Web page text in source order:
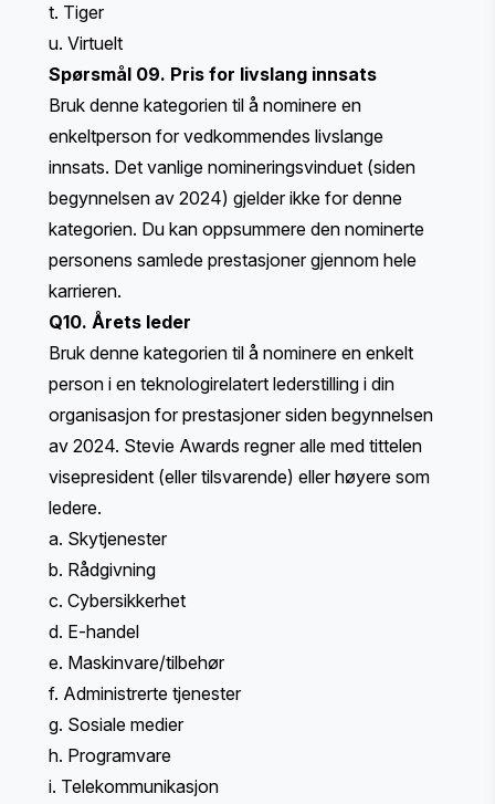
t. Tiger
u. Virtuelt
Spørsmål 09. Pris for livslang innsats
Bruk denne kategorien til å nominere en
enkeltperson for vedkommendes livslange
innsats. Det vanlige nomineringsvinduet (siden
begynnelsen av 2024) gjelder ikke for denne
kategorien. Du kan oppsummere den nominerte
personens samlede prestasjoner gjennom hele
karrieren.
Q10. Årets leder
Bruk denne kategorien til å nominere en enkelt
person i en teknologirelatert lederstilling i din
organisasjon for prestasjoner siden begynnelsen
av 2024. Stevie Awards regner alle med tittelen
visepresident (eller tilsvarende) eller høyere som
ledere.
a. Skytjenester
b. Rådgivning
c. Cybersikkerhet
d. E-handel
e. Maskinvare/tilbehør
f. Administrerte tjenester
g. Sosiale medier
h. Programvare
i. Telekommunikasjon